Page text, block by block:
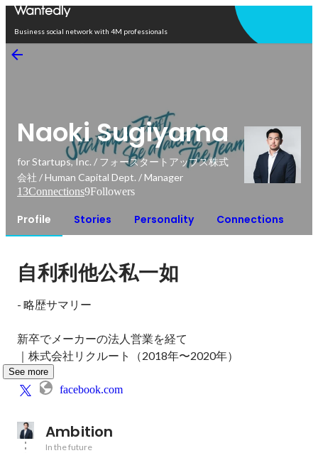
Business social network with 4M professionals
Naoki Sugiyama
for Startups, Inc. / フォースタートアップス株式
会社 / Human Capital Dept. / Manager
13Connections9Followers
Profile Stories Personality Connections
自利利他公私一如
- 略歴サマリー
新卒でメーカーの法人営業を経て
See more
facebook.com
Ambition
In the future